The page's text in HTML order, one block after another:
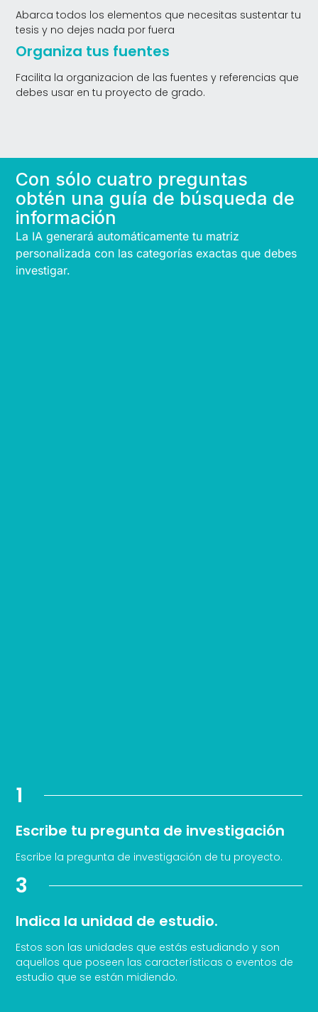
Abarca todos los elementos que necesitas sustentar tu
tesis y no dejes nada por fuera
Organiza tus fuentes
Facilita la organizacion de las fuentes y referencias que
debes usar en tu proyecto de grado.
Con sólo cuatro preguntas
obtén una guía de búsqueda de
información
La IA generará automáticamente tu matriz
personalizada con las categorías exactas que debes
investigar.
1
Escribe tu pregunta de investigación
Escribe la pregunta de investigación de tu proyecto.
3
Indica la unidad de estudio.
Estos son las unidades que estás estudiando y son
aquellos que poseen las características o eventos de
estudio que se están midiendo.